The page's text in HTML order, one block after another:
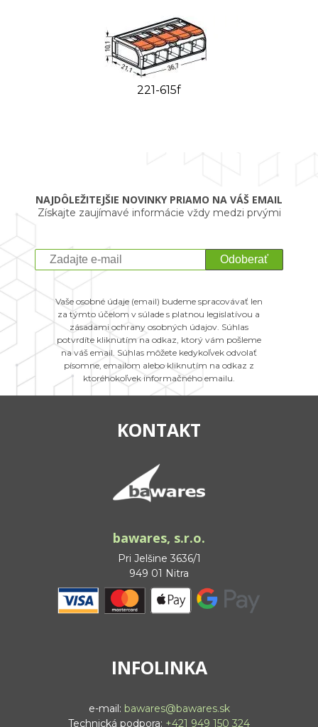
221-615f
NAJDÔLEŽITEJŠIE NOVINKY PRIAMO NA VÁŠ EMAIL
Získajte zaujímavé informácie vždy medzi prvými
Odoberať
Vaše osobné údaje (email) budeme spracovávať len
za týmto účelom v súlade s platnou legislatívou a
zásadami ochrany osobných údajov. Súhlas
potvrdíte kliknutím na odkaz, ktorý vám pošleme
na váš email. Súhlas môžete kedykoľvek odvolať
písomne, emailom alebo kliknutím na odkaz z
ktoréhokoľvek informačného emailu.
KONTAKT
bawares, s.r.o.
Pri Jelšine 3636/1
949 01 Nitra
INFOLINKA
e-mail: bawares@bawares.sk
Technická podpora: +421 949 150 324